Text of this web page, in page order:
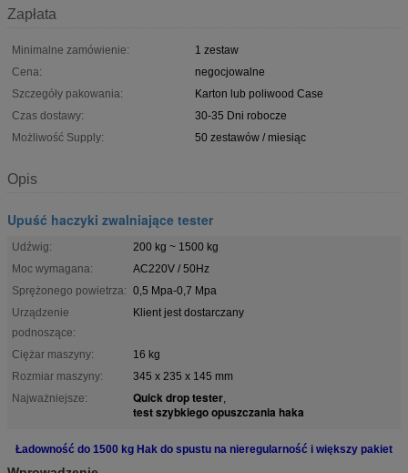
Zapłata
Minimalne zamówienie:
1 zestaw
Cena:
negocjowalne
Szczegóły pakowania:
Karton lub poliwood Case
Czas dostawy:
30-35 Dni robocze
Możliwość Supply:
50 zestawów / miesiąc
Opis
Upuść haczyki zwalniające tester
Udźwig:
200 kg ~ 1500 kg
Moc wymagana:
AC220V / 50Hz
Sprężonego powietrza: 0,5 Mpa-0,7 Mpa
Urządzenie
podnoszące:
Klient jest dostarczany
Ciężar maszyny:
16 kg
Rozmiar maszyny:
345 x 235 x 145 mm
Najważniejsze:
Quick drop tester,
test szybkiego opuszczania haka
Ładowność do 1500 kg Hak do spustu na nieregularność i większy pakiet